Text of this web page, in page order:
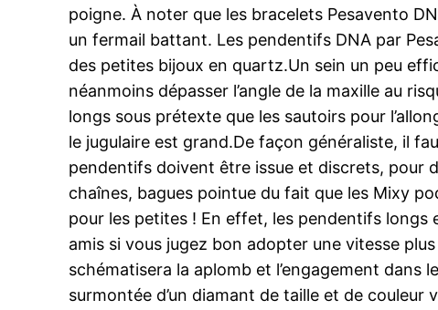
poigne. À noter que les bracelets Pesavento
un fermail battant. Les pendentifs DNA par
des petites bijoux en quartz.Un sein un peu
néanmoins dépasser l’angle de la maxille au
longs sous prétexte que les sautoirs pour
le jugulaire est grand.De façon généraliste, il
pendentifs doivent être issue et discrets, pour
chaînes, bagues pointue du fait que les Mixy
pour les petites ! En effet, les pendentifs
amis si vous jugez bon adopter une vitesse
schématisera la aplomb et l’engagement dans
surmontée d’un diamant de taille et de